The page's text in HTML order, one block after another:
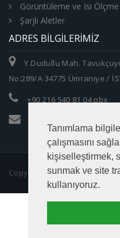
Tanımlama
çalışmasını
kişiselleştirmek,
sunmak ve site
kullanıyoruz.
Görüntüleme ve Isı Ölçme
Şarjlı Aletler
ADRES BILGILERIMIZ
Y.Dudullu Mah.
No:289/A 34775 Ümraniye /
+90 216 540 81 04 pbx
Copyright © 2016 Zümrüt